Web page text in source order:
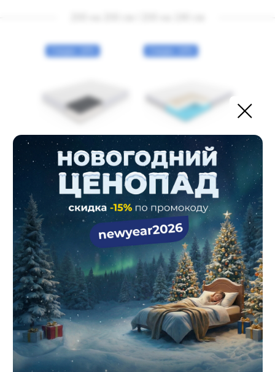
24 518 ₽ 29 900 ₽
Матрас Erkins Basic,
Беспружинный,
Двуспальный, 200х200
Подробнее Подробнее
Бесплатная доставка
4 086 ₽ х 6 мес
120
140
200
31 898 ₽ 38 900 ₽
Матрас Erkins Simple,
Беспружинный,
Двуспальный, 200х200
Бесплатная доставка
5 316 ₽ х 6 мес
80 90
140
160
180 200
Скидка -18%